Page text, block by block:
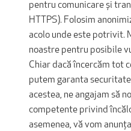
pentru comunicare și
HTTPS). Folosim
acolo unde este potrivit.
noastre pentru posibile
Chiar dacă încercăm tot
putem garanta
acestea, ne angajam să
competente privind
asemenea, vă vom